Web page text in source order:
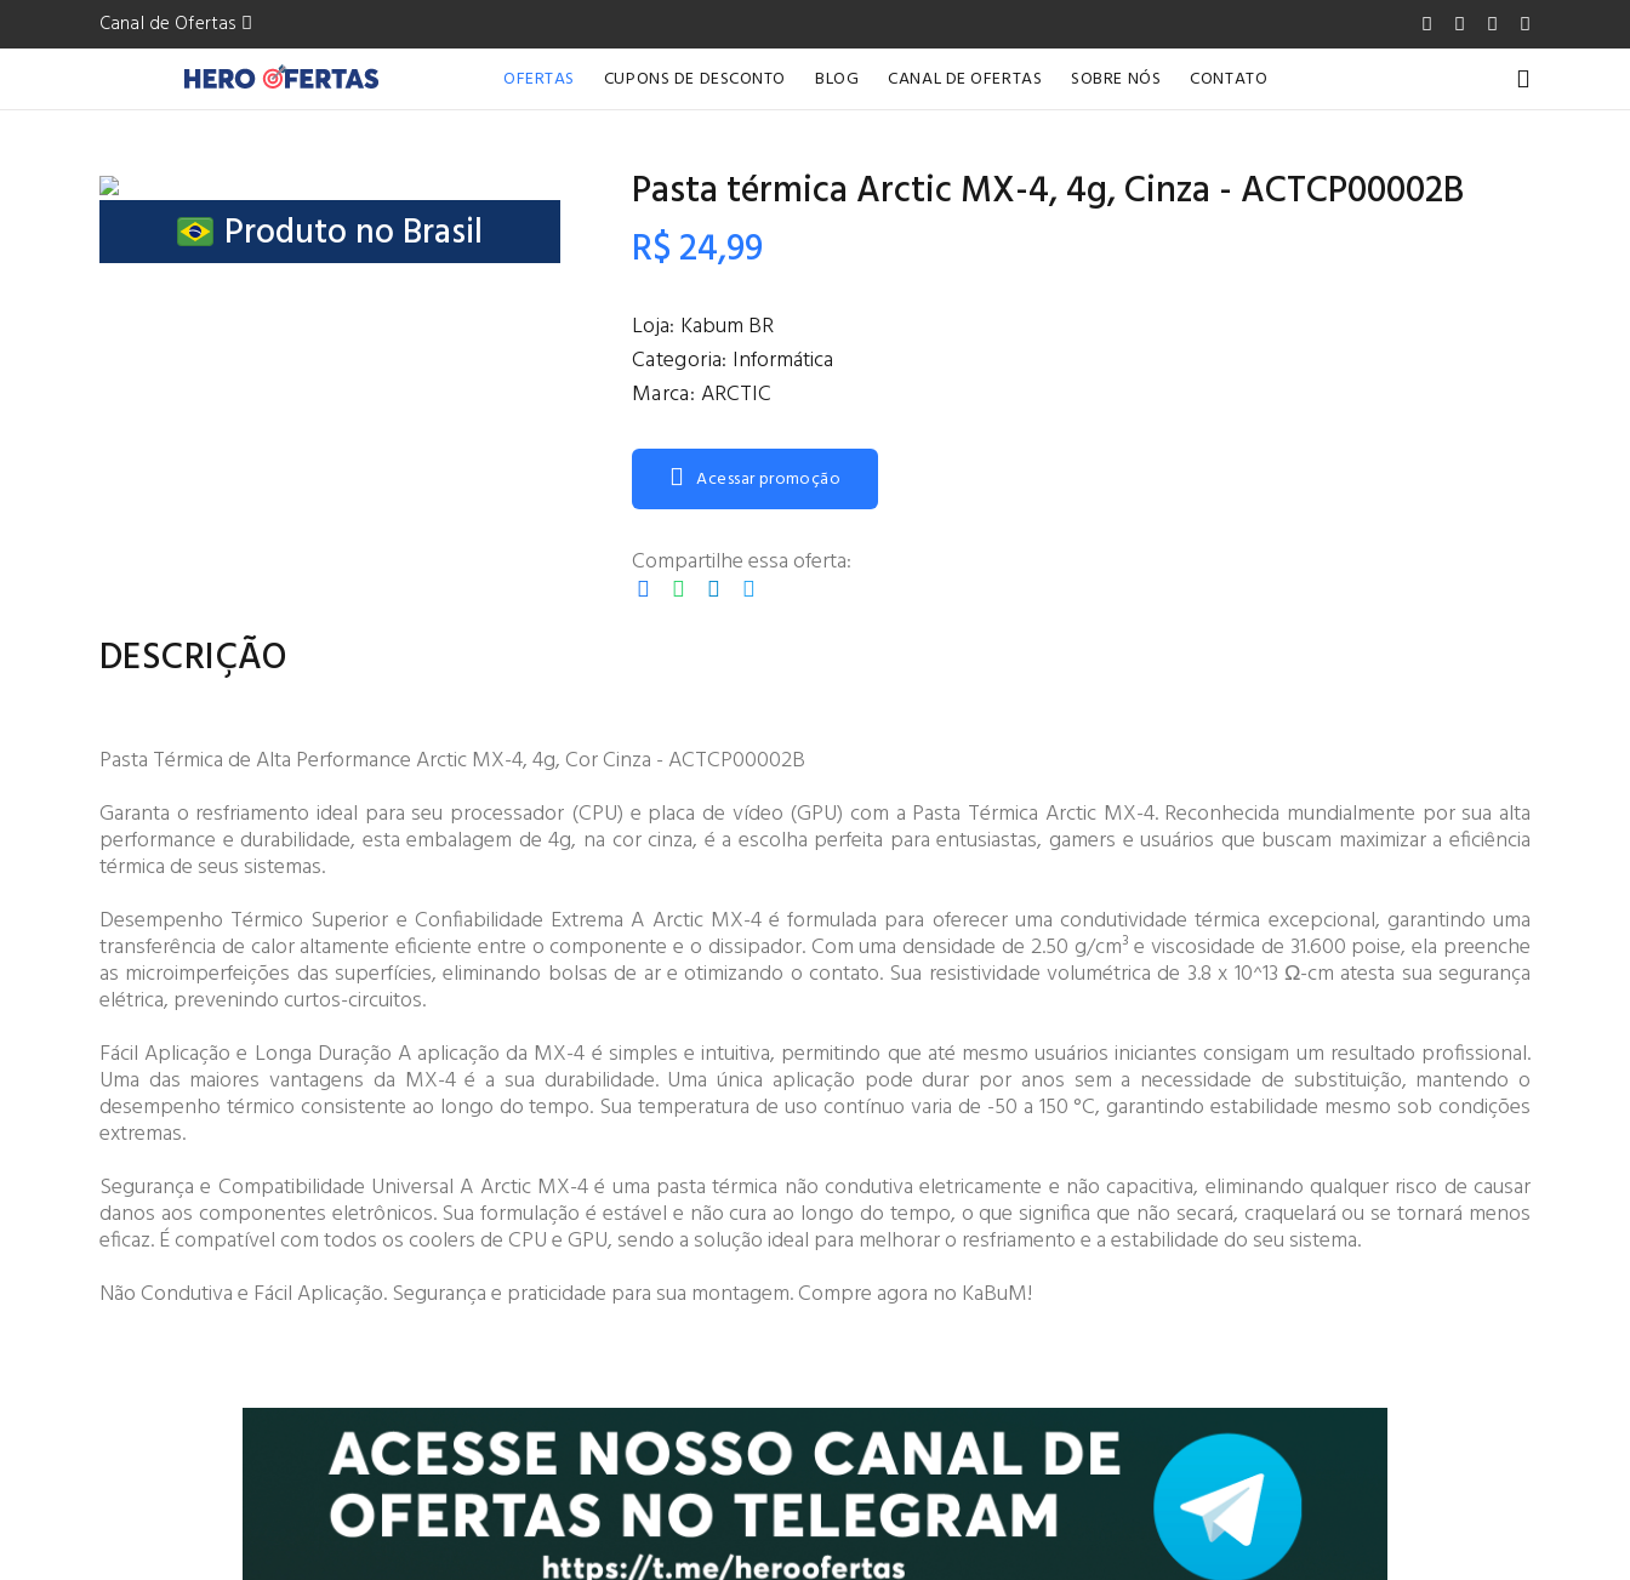
Canal de Ofertas
OFERTAS CUPONS DE DESCONTO BLOG CANAL DE OFERTAS SOBRE NÓS CONTATO
Produto no Brasil
Pasta térmica Arctic MX-4, 4g, Cinza - ACTCP00002B
R$ 24,99
Loja: Kabum BR
Categoria: Informática
Marca: ARCTIC
Acessar promoção
Compartilhe essa oferta:
DESCRIÇÃO
Pasta Térmica de Alta Performance Arctic MX-4, 4g, Cor Cinza - ACTCP00002B
Garanta o resfriamento ideal para seu processador (CPU) e placa de vídeo (GPU) com a Pasta Térmica Arctic MX-4. Reconhecida mundialmente por sua alta
performance e durabilidade, esta embalagem de 4g, na cor cinza, é a escolha perfeita para entusiastas, gamers e usuários que buscam maximizar a eficiência
térmica de seus sistemas.
Desempenho Térmico Superior e Confiabilidade Extrema A Arctic MX-4 é formulada para oferecer uma condutividade térmica excepcional, garantindo uma
transferência de calor altamente eficiente entre o componente e o dissipador. Com uma densidade de 2.50 g/cm³ e viscosidade de 31.600 poise, ela preenche
as microimperfeições das superfícies, eliminando bolsas de ar e otimizando o contato. Sua resistividade volumétrica de 3.8 x 10^13 Ω-cm atesta sua segurança
elétrica, prevenindo curtos-circuitos.
Fácil Aplicação e Longa Duração A aplicação da MX-4 é simples e intuitiva, permitindo que até mesmo usuários iniciantes consigam um resultado profissional.
Uma das maiores vantagens da MX-4 é a sua durabilidade. Uma única aplicação pode durar por anos sem a necessidade de substituição, mantendo o
desempenho térmico consistente ao longo do tempo. Sua temperatura de uso contínuo varia de -50 a 150 °C, garantindo estabilidade mesmo sob condições
extremas.
Segurança e Compatibilidade Universal A Arctic MX-4 é uma pasta térmica não condutiva eletricamente e não capacitiva, eliminando qualquer risco de causar
danos aos componentes eletrônicos. Sua formulação é estável e não cura ao longo do tempo, o que significa que não secará, craquelará ou se tornará menos
eficaz. É compatível com todos os coolers de CPU e GPU, sendo a solução ideal para melhorar o resfriamento e a estabilidade do seu sistema.
Não Condutiva e Fácil Aplicação. Segurança e praticidade para sua montagem. Compre agora no KaBuM!